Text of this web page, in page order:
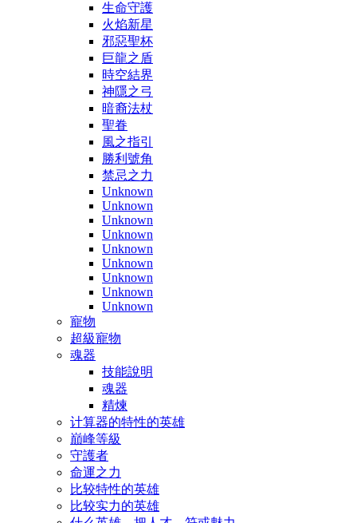
生命守護
火焰新星
邪惡聖杯
巨龍之盾
時空結界
神隱之弓
暗裔法杖
聖眷
風之指引
勝利號角
禁忌之力
Unknown
Unknown
Unknown
Unknown
Unknown
Unknown
Unknown
Unknown
Unknown
寵物
超級寵物
魂器
技能說明
魂器
精煉
计算器的特性的英雄
巔峰等級
守護者
命運之力
比较特性的英雄
比较实力的英雄